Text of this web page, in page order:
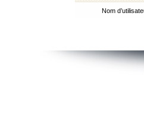
Nom